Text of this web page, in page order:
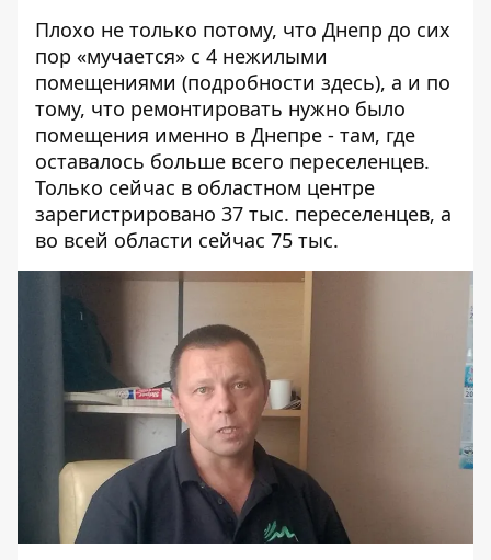
Плохо не только потому, что Днепр до сих
пор «мучается» с 4 нежилыми
помещениями (подробности здесь), а и по
тому, что ремонтировать нужно было
помещения именно в Днепре - там, где
оставалось больше всего переселенцев.
Только сейчас в областном центре
зарегистрировано 37 тыс. переселенцев, а
во всей области сейчас 75 тыс.